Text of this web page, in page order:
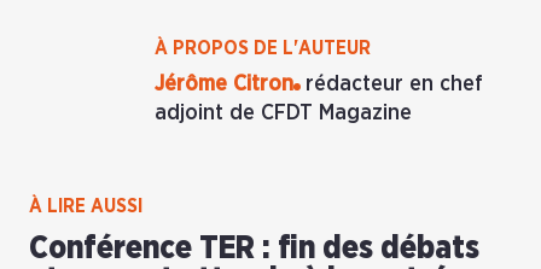
À PROPOS DE L'AUTEUR
Jérôme Citron
rédacteur en chef
adjoint de CFDT Magazine
À LIRE AUSSI
Conférence TER : fin des débats